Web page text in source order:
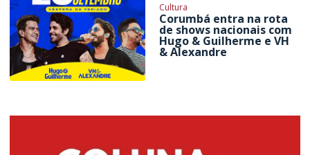
Cultura
Corumbá entra na rota
de shows nacionais com
Hugo & Guilherme e VH
& Alexandre